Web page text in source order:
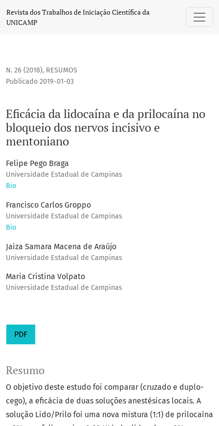
Eficácia da lidocaína e da prilocaína no bloqueio dos
Revista dos Trabalhos de Iniciação Científica da
UNICAMP
N. 26 (2018), RESUMOS
Eficácia da lidocaína e da prilocaína no
bloqueio dos nervos incisivo e
mentoniano
Publicado 2019-01-03
Felipe Pego Braga
Universidade Estadual de Campinas
Bio
Francisco Carlos Groppo
Universidade Estadual de Campinas
Bio
Jaiza Samara Macena de Araújo
Universidade Estadual de Campinas
Maria Cristina Volpato
Universidade Estadual de Campinas
PDF
Resumo
O objetivo deste estudo foi comparar (cruzado e duplo-
cego), a eficácia de duas soluções anestésicas locais. A
solução Lido/Prilo foi uma nova mistura (1:1) de prilocaína